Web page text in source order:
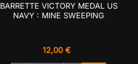
 Aperçu rapide
BARRETTE VICTORY MEDAL US
NAVY : MINE SWEEPING
12,00 €